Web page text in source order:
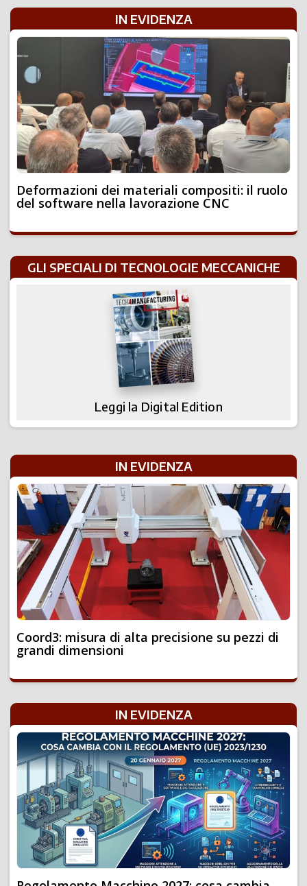
IN EVIDENZA
Deformazioni dei materiali compositi: il ruolo
del software nella lavorazione CNC
GLI SPECIALI DI TECNOLOGIE MECCANICHE
Leggi la Digital Edition
IN EVIDENZA
Coord3: misura di alta precisione su pezzi di
grandi dimensioni
IN EVIDENZA